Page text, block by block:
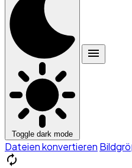
Toggle dark mode
menu
Dateien konvertieren
autorenew